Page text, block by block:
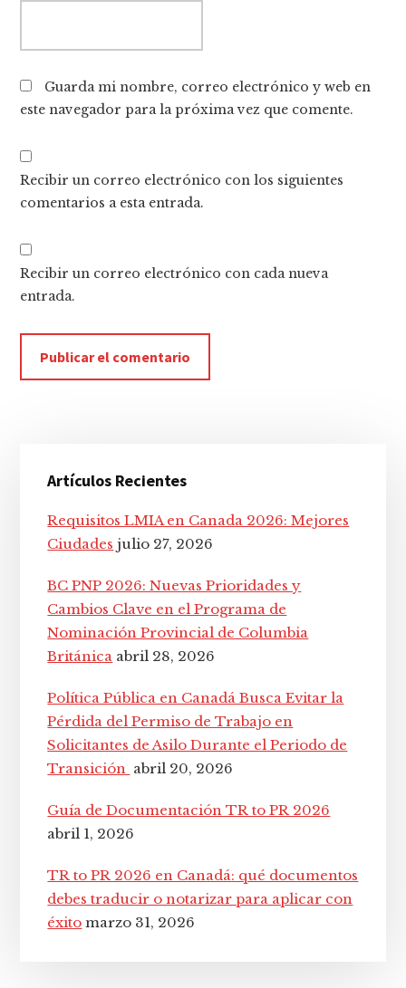
Guarda mi nombre, correo electrónico y web en
este navegador para la próxima vez que comente.
Recibir un correo electrónico con los siguientes
comentarios a esta entrada.
Recibir un correo electrónico con cada nueva
entrada.
lateral
principal
Artículos Recientes
Requisitos LMIA en Canada 2026: Mejores
Ciudades julio 27, 2026
BC PNP 2026: Nuevas Prioridades y
Cambios Clave en el Programa de
Nominación Provincial de Columbia
Británica abril 28, 2026
Política Pública en Canadá Busca Evitar la
Pérdida del Permiso de Trabajo en
Solicitantes de Asilo Durante el Periodo de
Transición abril 20, 2026
Guía de Documentación TR to PR 2026
abril 1, 2026
TR to PR 2026 en Canadá: qué documentos
debes traducir o notarizar para aplicar con
éxito marzo 31, 2026